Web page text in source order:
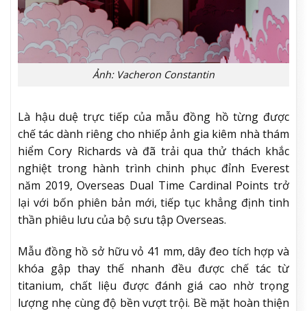
Ảnh: Vacheron Constantin
Là hậu duệ trực tiếp của mẫu đồng hồ từng được
chế tác dành riêng cho nhiếp ảnh gia kiêm nhà thám
hiểm Cory Richards và đã trải qua thử thách khắc
nghiệt trong hành trình chinh phục đỉnh Everest
năm 2019, Overseas Dual Time Cardinal Points trở
lại với bốn phiên bản mới, tiếp tục khẳng định tinh
thần phiêu lưu của bộ sưu tập Overseas.
Mẫu đồng hồ sở hữu vỏ 41 mm, dây đeo tích hợp và
khóa gập thay thế nhanh đều được chế tác từ
titanium, chất liệu được đánh giá cao nhờ trọng
lượng nhẹ cùng độ bền vượt trội. Bề mặt hoàn thiện